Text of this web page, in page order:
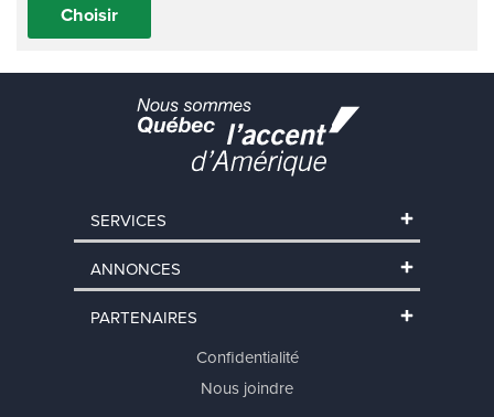
Choisir
SERVICES
ANNONCES
PARTENAIRES
Confidentialité
Nous joindre